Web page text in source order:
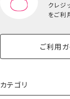
クレジ
をご利
ご利用
カテゴリ